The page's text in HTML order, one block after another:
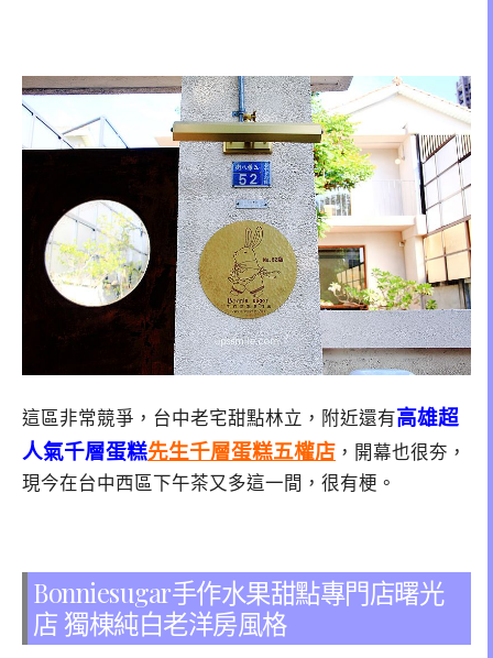
這區非常競爭，台中老宅甜點林立，附近還有高雄超
人氣千層蛋糕先生千層蛋糕五權店 ，開幕也很夯，
現今在台中西區下午茶又多這一間，很有梗。
Bonniesugar手作水果甜點專門店曙光
店 獨棟純白老洋房風格